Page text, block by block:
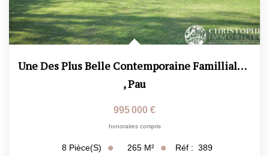
Une Des Plus Belle Contemporaine Familliale Proche Du...
,Pau
995 000 €
honoraires compris
8 Pièce(s) 265 M² Réf : 389